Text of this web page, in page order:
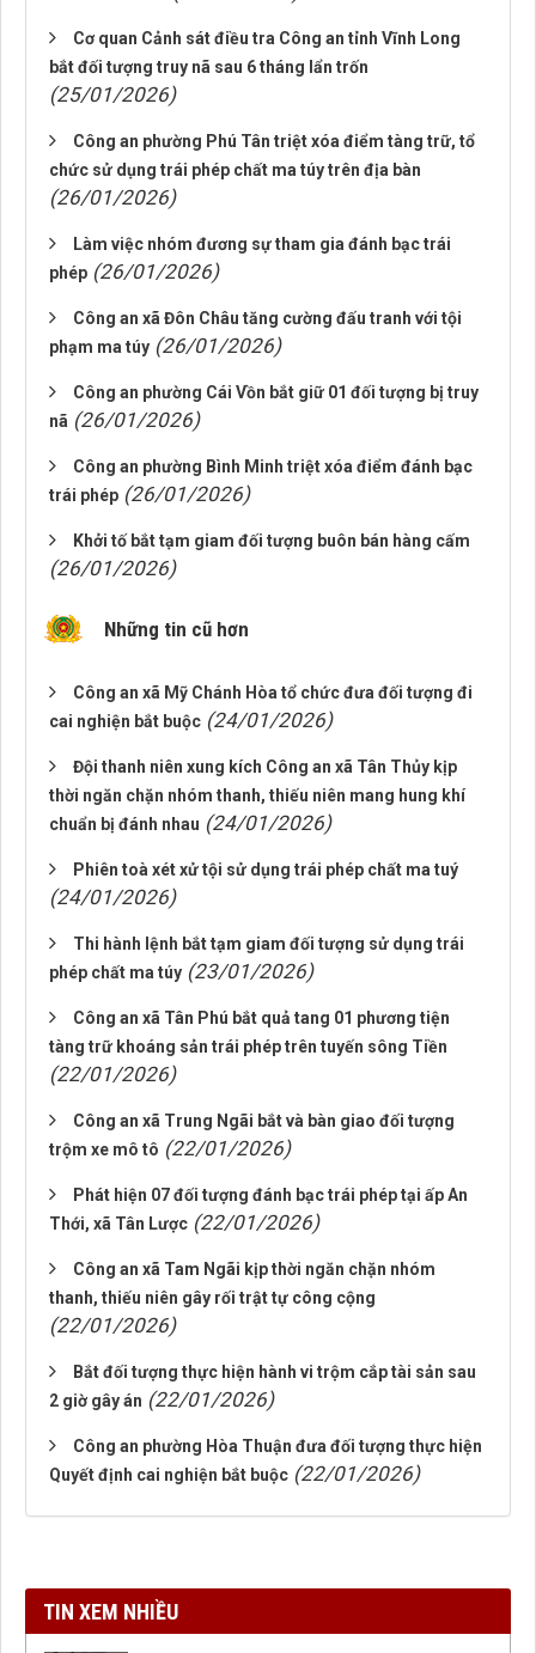
Cơ quan Cảnh sát điều tra Công an tỉnh Vĩnh Long
bắt đối tượng truy nã sau 6 tháng lẩn trốn
(25/01/2026)
Công an phường Phú Tân triệt xóa điểm tàng trữ, tổ
chức sử dụng trái phép chất ma túy trên địa bàn
(26/01/2026)
Làm việc nhóm đương sự tham gia đánh bạc trái
phép (26/01/2026)
Công an xã Đôn Châu tăng cường đấu tranh với tội
phạm ma túy (26/01/2026)
Công an phường Cái Vồn bắt giữ 01 đối tượng bị truy
nã (26/01/2026)
Công an phường Bình Minh triệt xóa điểm đánh bạc
trái phép (26/01/2026)
Khởi tố bắt tạm giam đối tượng buôn bán hàng cấm
(26/01/2026)
Những tin cũ hơn
Công an xã Mỹ Chánh Hòa tổ chức đưa đối tượng đi
cai nghiện bắt buộc (24/01/2026)
Đội thanh niên xung kích Công an xã Tân Thủy kịp
thời ngăn chặn nhóm thanh, thiếu niên mang hung khí
chuẩn bị đánh nhau (24/01/2026)
Phiên toà xét xử tội sử dụng trái phép chất ma tuý
(24/01/2026)
Thi hành lệnh bắt tạm giam đối tượng sử dụng trái
phép chất ma túy (23/01/2026)
Công an xã Tân Phú bắt quả tang 01 phương tiện
tàng trữ khoáng sản trái phép trên tuyến sông Tiền
(22/01/2026)
Công an xã Trung Ngãi bắt và bàn giao đối tượng
trộm xe mô tô (22/01/2026)
Phát hiện 07 đối tượng đánh bạc trái phép tại ấp An
Thới, xã Tân Lược (22/01/2026)
Công an xã Tam Ngãi kịp thời ngăn chặn nhóm
thanh, thiếu niên gây rối trật tự công cộng
(22/01/2026)
Bắt đối tượng thực hiện hành vi trộm cắp tài sản sau
2 giờ gây án (22/01/2026)
Công an phường Hòa Thuận đưa đối tượng thực hiện
Quyết định cai nghiện bắt buộc (22/01/2026)
TIN XEM NHIỀU